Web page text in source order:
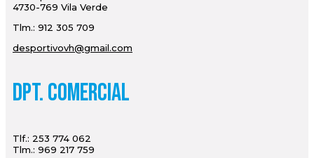
4730-769 Vila Verde
Tlm.: 912 305 709
desportivovh@gmail.com
Dpt. Comercial
Tlf.: 253 774 062
Tlm.: 969 217 759